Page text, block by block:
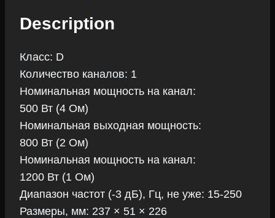
Description
Класс: D
Количество каналов: 1
Номинальная мощность на канал:
500 Вт (4 Ом)
Номинальная выходная мощность:
800 Вт (2 Ом)
Номинальная мощность на канал:
1200 Вт (1 Ом)
Диапазон частот (-3 дБ), Гц, не уже: 15-250
Размеры, мм: 237 × 51 × 226